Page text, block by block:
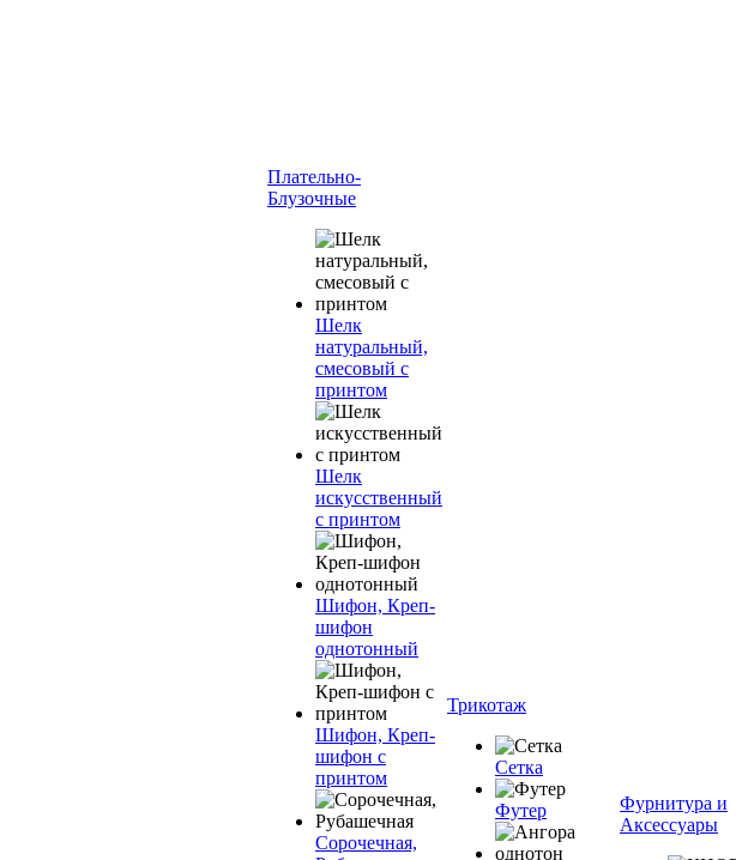
Плательно-
Блузочные
Шелк
натуральный,
смесовый с
принтом
Шелк
искусственный
с принтом
Шифон, Креп-
шифон
однотонный
Шифон, Креп-
шифон с
принтом
Сорочечная,
Трикотаж
Сетка
Футер
Фурнитура и
Аксессуары